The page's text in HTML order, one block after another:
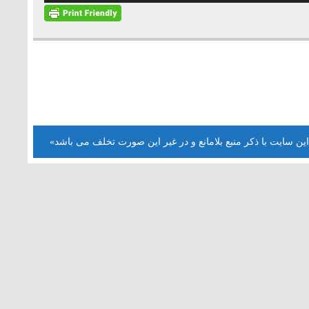
یا
پایین
استفاده
سایت با ذکر منبع بلامانع و در غیر این صورت تخلف می باشد»